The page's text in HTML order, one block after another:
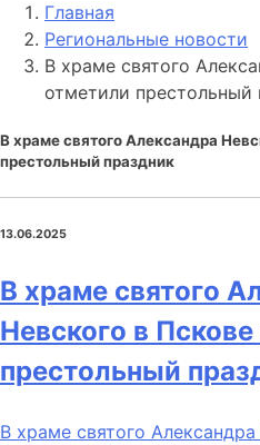
Главная
Региональные новости
В храме святого
отметили престольный
В храме святого Александра
престольный праздник
13.06.2025
В храме святого
Невского в
престольный
В храме святого